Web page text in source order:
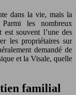
Parmi les nombreux
est souvent l’une des
les propriétaires sur
demandé de
et la Visale, quelle
familial